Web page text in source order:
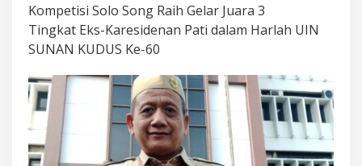
Kompetisi Solo Song Raih Gelar Juara 3
Tingkat Eks-Karesidenan Pati dalam Harlah UIN
SUNAN KUDUS Ke-60